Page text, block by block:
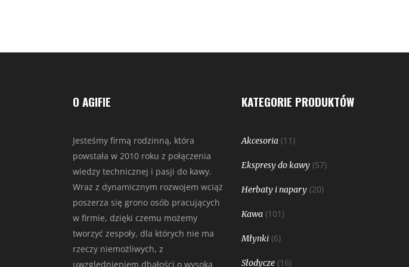
O AGIFIE
Jesteśmy firmą rodzinną, która
powstała w 2010 roku z połączenia
wiedzy technicznej i pasji do kawy.
Wraz z dynamicznym rozwojem wciąż
poszerza się grono osób pracujących
w firmie, dzięki czemu możemy
tworzyć zespoły, dla których nie ma
rzeczy niemożliwych, z
uwzględnieniem dbałości o wysoką
KATEGORIE PRODUKTÓW
Akcesoria (11)
Ekspresy do kawy (57)
Herbaty i napary (20)
Kawa (101)
Młynki (6)
Słodycze (16)